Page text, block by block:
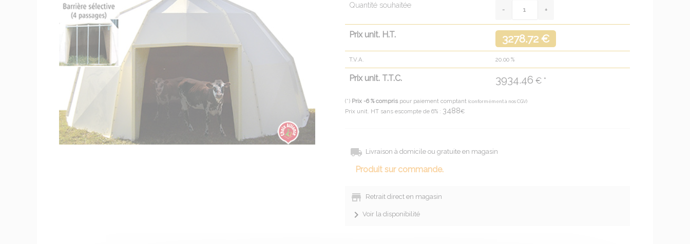
Quantité souhaitée
Prix unit. H.T. 3278.72 €
T.V.A. 20.00 %
Prix unit. T.T.C. 3934.46 € *
(*) Prix -6 % compris pour paiement comptant (conformément à nos CGV)
Prix unit. HT sans escompte de 6% : 3488€
Livraison à domicile ou gratuite en magasin
Produit sur commande.
Retrait direct en magasin
Voir la disponibilité